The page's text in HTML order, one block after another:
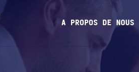
A PROPOS DE NOUS